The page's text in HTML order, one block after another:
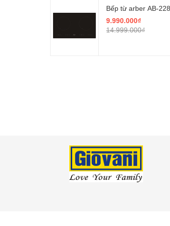
Bếp từ arber AB-228
9.990.000₫
14.999.000₫